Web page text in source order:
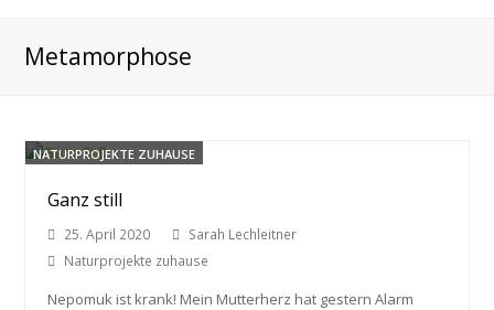
Metamorphose
NATURPROJEKTE ZUHAUSE
Ganz still
25. April 2020
Sarah Lechleitner
Naturprojekte zuhause
Nepomuk ist krank! Mein Mutterherz hat gestern Alarm